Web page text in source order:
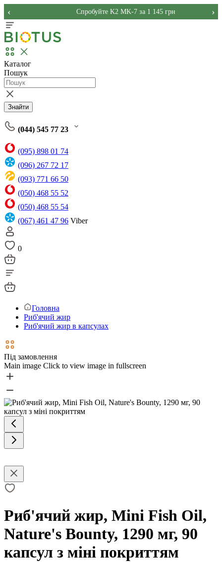
Спробуйте K2 MK-7 за 1 145 грн
‹ ›
Каталог
Пошук
Знайти
(044) 545 77 23
(095) 898 01 74
(096) 267 72 17
(093) 771 66 50
(050) 468 55 52
(050) 468 55 54
(067) 461 47 96 Viber
0
Головна
Риб'ячий жир
Риб'ячий жир в капсулах
Під замовлення
Main image Click to view image in fullscreen
Риб'ячий жир, Mini Fish Oil,
Nature's Bounty, 1290 мг, 90
капсул з міні покриттям